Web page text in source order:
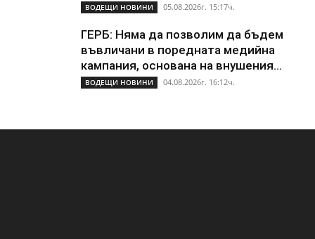
ВОДЕЩИ НОВИНИ 05.08.2026г. 15:17ч.
ГЕРБ: Няма да позволим да бъдем
въвличани в поредната медийна
кампания, основана на внушения...
ВОДЕЩИ НОВИНИ 04.08.2026г. 16:12ч.